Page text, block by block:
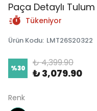
Paça Detaylı Tulum
Tükeniyor
Ürün Kodu: LMT26S20322
%30 ₺ 4,399.90
₺ 3,079.90
Renk